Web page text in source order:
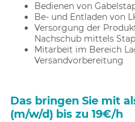
Bedienen von
Be- und Entladen von
Versorgung der
Nachschub mittels
Mitarbeit im Bereich
Versandvorbereitung
Das bringen Sie mit
(m/w/d) bis zu 19€/h